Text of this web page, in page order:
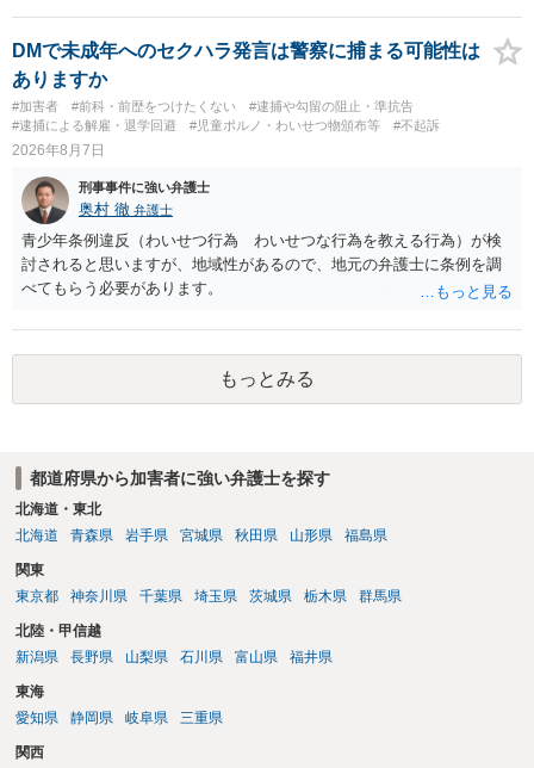
いた場合、故意だと判定されやすいのでしょうか？ お伺いする限り、
故意があると判断されることは無いかと思います。 ②逮捕、呼び出し
の可能性 この行為により、痴漢やその他の犯罪を犯したとして、逮
捕、呼び出しされる可能性はどれほどでしょうか？ 誤って当たってし
まっただけであり、さらにその場で女性等のアクションが無かったこ
とからすると、この後に呼び出される可能性は極めて低いと思いま
能性があると考えれば良いのでしょうか？ 逮捕や呼び出しの可能性は
極めて低いと思います。 連絡が来ることはないでしょう。
DMで未成年へのセクハラ発言は警察に捕まる可能性は
ありますか
#加害者 #前科・前歴をつけたくない
#逮捕や勾留の阻止・準抗告
#逮捕による解雇・退学回避
#児童ポルノ・わいせつ物頒布等 #不起訴
2026年8月7日
刑事事件に強い弁護士
奥村 徹 弁護士
青少年条例違反（わいせつ行為 わいせつな行為を教える行為）が検
討されると思いますが、地域性があるので、地元の弁護士に条例を調
べてもらう必要があります。
もっとみる
都道府県から加害者に強い弁護士を探す
北海道・東北
北海道
青森県 岩手県 宮城県 秋田県 山形県 福島県
関東
東京都
神奈川県 千葉県 埼玉県 茨城県 栃木県 群馬県
北陸・甲信越
新潟県
長野県 山梨県 石川県 富山県 福井県
東海
愛知県
静岡県 岐阜県 三重県
関西